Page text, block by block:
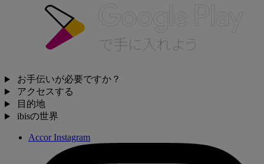
お手伝いが必要ですか？
アクセスする
目的地
ibisの世界
Accor Instagram